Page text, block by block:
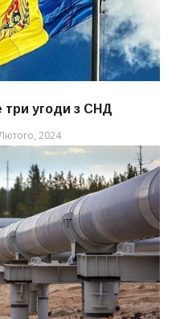
три угоди з СНД
2024